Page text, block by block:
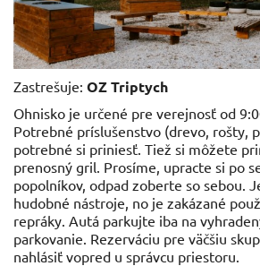
Zastrešuje: OZ Triptych
Ohnisko je určené pre verejnosť od
Potrebné príslušenstvo (drevo, rošty,
potrebné si priniesť. Tiež si môžete
prenosný gril. Prosíme, upracte si po
popolníkov, odpad zoberte so sebou.
hudobné nástroje, no je zakázané
repráky. Autá parkujte iba na
parkovanie. Rezerváciu pre väčšiu
nahlásiť vopred u správcu priestoru.